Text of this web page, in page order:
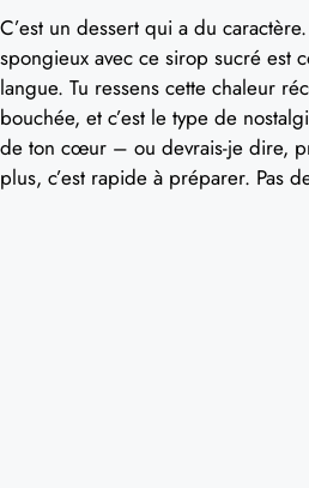
C’est un dessert qui a du
spongieux avec ce sirop sucré est
langue. Tu ressens cette chaleur
bouchée, et c’est le type de
de ton cœur – ou devrais-je dire,
plus, c’est rapide à préparer. Pas